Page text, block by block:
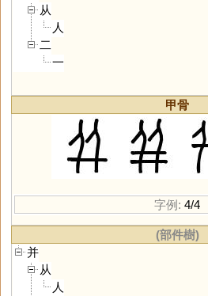
从
人
二
一
甲骨
字例: 4/4
(部件樹)
并
从
人